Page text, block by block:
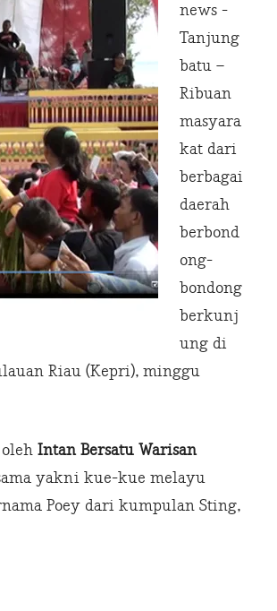
news -
Tanjung
batu –
Ribuan
masyara
kat dari
berbagai
daerah
berbond
ong-
bondong
berkunj
ung di
Riau (Kepri), minggu
Intan Bersatu Warisan
yakni kue-kue melayu
Poey dari kumpulan Sting,